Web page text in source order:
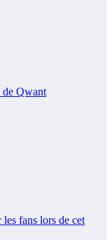
de Qwant
les fans lors de cet